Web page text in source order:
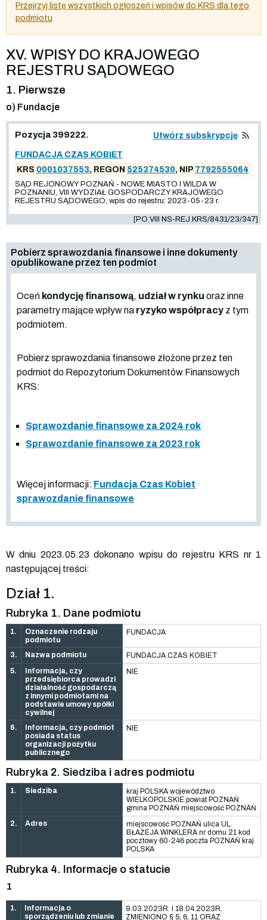
Przejrzyj listę wszystkich ogłoszeń i wpisów do KRS dla tego
podmiotu
XV. WPISY DO KRAJOWEGO
REJESTRU SĄDOWEGO
1. Pierwsze
o) Fundacje
Pozycja 399222. Utwórz subskrypcję
FUNDACJA CZAS KOBIET
KRS 0001037553, REGON 525374530, NIP 7792555064
SĄD REJONOWY POZNAŃ - NOWE MIASTO I WILDA W
POZNANIU, VIII WYDZIAŁ GOSPODARCZY KRAJOWEGO
REJESTRU SĄDOWEGO, wpis do rejestru: 2023-05-23 r.
[PO.VIII NS-REJ.KRS/8431/23/347]
Pobierz sprawozdania finansowe i inne dokumenty
opublikowane przez ten podmiot
Oceń kondycję finansową, udział w rynku oraz inne
parametry mające wpływ na ryzyko współpracy z tym
podmiotem.
Pobierz sprawozdania finansowe złożone przez ten
podmiot do Repozytorium Dokumentów Finansowych
KRS:
Sprawozdanie finansowe za 2024 rok
Sprawozdanie finansowe za 2023 rok
Więcej informacji: Fundacja Czas Kobiet
sprawozdanie finansowe
W dniu 2023.05.23 dokonano wpisu do rejestru KRS nr 1
następującej treści:
Dział 1.
Rubryka 1. Dane podmiotu
1.
Oznaczenie rodzaju
podmiotu
FUNDACJA
3. Nazwa podmiotu
FUNDACJA CZAS KOBIET
5.
Informacja, czy
przedsiębiorca prowadzi
działalność gospodarczą
z innymi podmiotami na
podstawie umowy spółki
cywilnej
NIE
6.
Informacja, czy podmiot
posiada status
organizacji pożytku
publicznego
NIE
Rubryka 2. Siedziba i adres podmiotu
1. Siedziba
kraj POLSKA województwo
WIELKOPOLSKIE powiat POZNAŃ
gmina POZNAŃ miejscowość POZNAŃ
2.
Adres
miejscowość POZNAŃ ulica UL.
BŁAŻEJA WINKLERA nr domu 21 kod
pocztowy 60-246 poczta POZNAŃ kraj
POLSKA
Rubryka 4. Informacje o statucie
1
1.
Informacja o
sporządzeniu lub zmianie
9.03.2023R. I 18.04.2023R.
ZMIENIONO § 5, 6, 11 ORAZ